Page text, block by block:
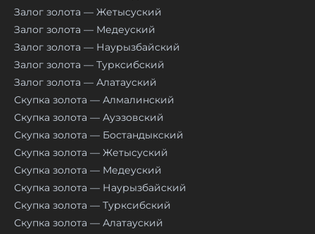
Залог золота — Жетысуский
Залог золота — Медеуский
Залог золота — Наурызбайский
Залог золота — Турксибский
Залог золота — Алатауский
Скупка золота — Алмалинский
Скупка золота — Ауэзовский
Скупка золота — Бостандыкский
Скупка золота — Жетысуский
Скупка золота — Медеуский
Скупка золота — Наурызбайский
Скупка золота — Турксибский
Скупка золота — Алатауский